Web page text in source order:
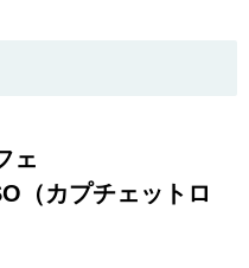
ェ
（カプチェットロ